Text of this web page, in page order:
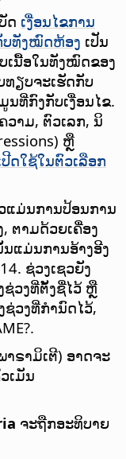
ດ ເງື່ອນໄຂການ
ບທັງໝົດຫ້ອງ ເປັນ
ເນື້ອໃນທັງໝົດຂອງ
ທຽບຈະເຮັດກັບ
ທີ່ກົງກັບເງື່ອນໄຂ.
າມ, ຕົວເລກ, ນິ
ຫຼື
ປີດໃຊ້ໃນຕົວເລືອກ
ແມ່ນການປ້ອນການ
ຕາມດ້ວຍເຄື່ອງ
ແມ່ນການອ້າງອີງ
ຊ່ວງເຊວຍັງ
ວງທີ່ຕັ້ງຊື່ໄວ້ ຫຼື
ວງທີ່ກຳນົດໄວ້,
ຣາມິເຕີ) ອາດຈະ
ເມັນ
ຈະຖືກອະທິບາຍ